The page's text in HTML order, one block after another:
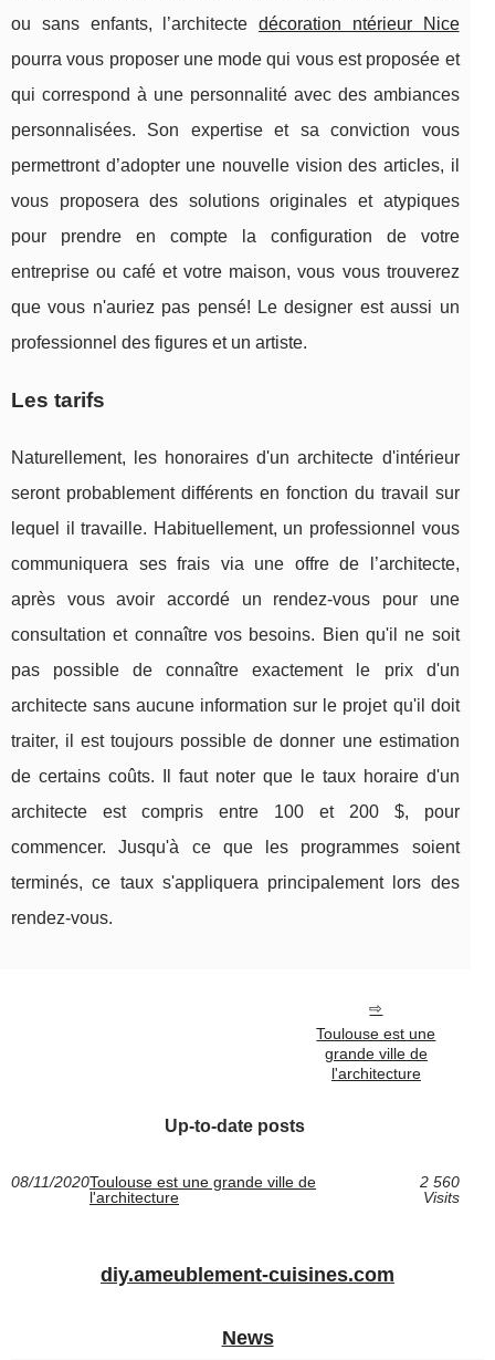
ou sans enfants, l’architectedécoration ntérieur Nice
pourra vous proposer une mode qui vous est proposée et
qui correspond à une personnalité avec des ambiances
personnalisées. Son expertise et sa conviction vous
permettront d’adopter une nouvelle vision des articles, il
vous proposera des solutions originales et atypiques
pour prendre en compte la configuration de votre
entreprise ou café et votre maison, vous vous trouverez
que vous n'auriez pas pensé! Le designer est aussi un
professionnel des figures et un artiste.
Les tarifs
Naturellement, les honoraires d'un architecte d'intérieur
seront probablement différents en fonction du travail sur
lequel il travaille. Habituellement, un professionnel vous
communiquera ses frais via une offre de l’architecte,
après vous avoir accordé un rendez-vous pour une
consultation et connaître vos besoins. Bien qu'il ne soit
pas possible de connaître exactement le prix d'un
architecte sans aucune information sur le projet qu'il doit
traiter, il est toujours possible de donner une estimation
de certains coûts. Il faut noter que le taux horaire d'un
architecte est compris entre 100 et 200 $, pour
commencer. Jusqu'à ce que les programmes soient
terminés, ce taux s'appliquera principalement lors des
rendez-vous.
Toulouse est une
grande ville de
l'architecture
Up-to-date posts
08/11/2020Toulouse est une grande ville de
l'architecture
2 560
Visits
diy.ameublement-cuisines.com
News